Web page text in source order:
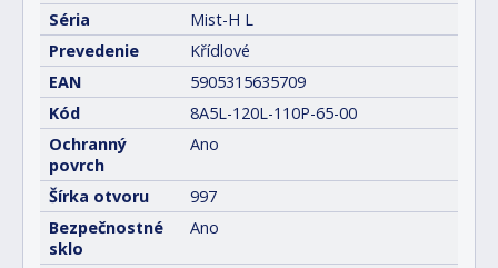
Séria
Mist-H L
Prevedenie
Křídlové
EAN
5905315635709
Kód
8A5L-120L-110P-65-00
Ochranný
povrch
Ano
Šírka otvoru
997
Bezpečnostné
sklo
Ano